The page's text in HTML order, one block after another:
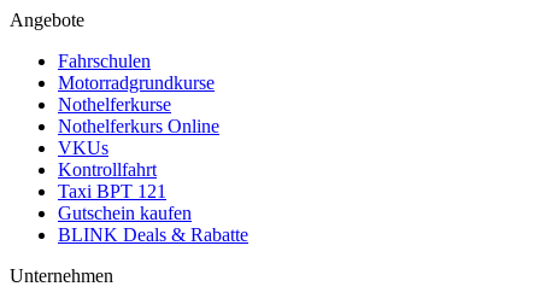
Angebote
Fahrschulen
Motorradgrundkurse
Nothelferkurse
Nothelferkurs Online
VKUs
Kontrollfahrt
Taxi BPT 121
Gutschein kaufen
BLINK Deals & Rabatte
Unternehmen